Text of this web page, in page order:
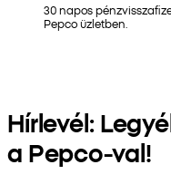
30 napos
Pepco üzletben.
Hírlevél:
a Pepco-val!